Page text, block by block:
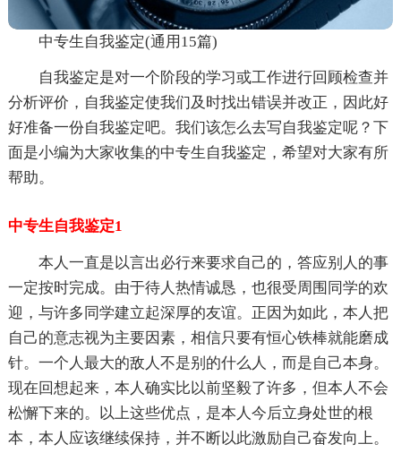
中专生自我鉴定(通用15篇)
自我鉴定是对一个阶段的学习或工作进行回顾检查并
分析评价，自我鉴定使我们及时找出错误并改正，因此好
好准备一份自我鉴定吧。我们该怎么去写自我鉴定呢？下
面是小编为大家收集的中专生自我鉴定，希望对大家有所
帮助。
中专生自我鉴定1
本人一直是以言出必行来要求自己的，答应别人的事
一定按时完成。由于待人热情诚恳，也很受周围同学的欢
迎，与许多同学建立起深厚的友谊。正因为如此，本人把
自己的意志视为主要因素，相信只要有恒心铁棒就能磨成
针。一个人最大的敌人不是别的什么人，而是自己本身。
现在回想起来，本人确实比以前坚毅了许多，但本人不会
松懈下来的。以上这些优点，是本人今后立身处世的根
本，本人应该继续保持，并不断以此激励自己奋发向上。